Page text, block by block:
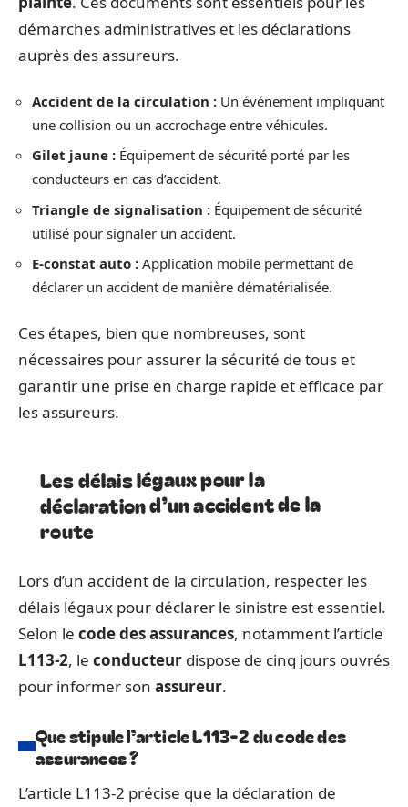
démarches administratives et les déclarations
auprès des assureurs.
Accident de la circulation : Un événement impliquant
une collision ou un accrochage entre véhicules.
Gilet jaune : Équipement de sécurité porté par les
conducteurs en cas d’accident.
Triangle de signalisation : Équipement de sécurité
utilisé pour signaler un accident.
E-constat auto : Application mobile permettant de
déclarer un accident de manière dématérialisée.
Ces étapes, bien que nombreuses, sont
nécessaires pour assurer la sécurité de tous et
garantir une prise en charge rapide et efficace par
les assureurs.
Les délais légaux pour la
déclaration d’un accident de la
route
Lors d’un accident de la circulation, respecter les
délais légaux pour déclarer le sinistre est essentiel.
Selon le code des assurances, notamment l’article
L113-2, le conducteur dispose de cinq jours ouvrés
pour informer son assureur.
Que stipule l’article L113-2 du code des
assurances ?
L’article L113-2 précise que la déclaration de